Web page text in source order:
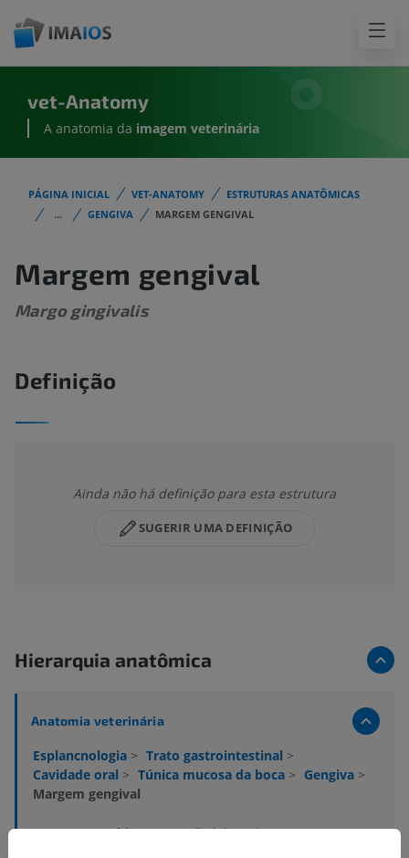
vet-Anatomy
A anatomia da imagem veterinária
PÁGINA INICIAL VET-ANATOMY
ESTRUTURAS ANATÔMICAS
...
GENGIVA MARGEM GENGIVAL
Margem gengival
Margo gingivalis
Definição
Ainda não há definição para esta estrutura
SUGERIR UMA DEFINIÇÃO
Hierarquia anatômica
Anatomia veterinária
Esplancnologia > Trato gastrointestinal >
Cavidade oral > Túnica mucosa da boca > Gengiva >
Margem gengival
Estruturas subjacentes:Não há nenhuma estrutura